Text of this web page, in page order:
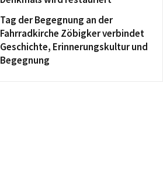
Tag der Begegnung an der
Fahrradkirche Zöbigker verbindet
Geschichte, Erinnerungskultur und
Begegnung